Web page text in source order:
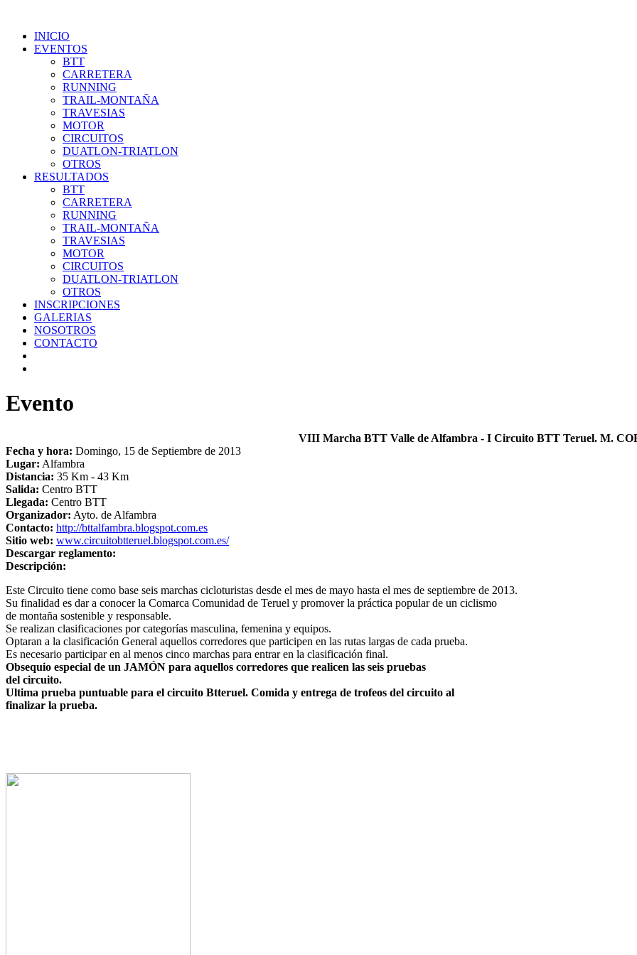
INICIO
EVENTOS
BTT
CARRETERA
RUNNING
TRAIL-MONTAÑA
TRAVESIAS
MOTOR
CIRCUITOS
DUATLON-TRIATLON
OTROS
RESULTADOS
BTT
CARRETERA
RUNNING
TRAIL-MONTAÑA
TRAVESIAS
MOTOR
CIRCUITOS
DUATLON-TRIATLON
OTROS
INSCRIPCIONES
GALERIAS
NOSOTROS
CONTACTO
Evento
VIII Marcha BTT Valle de Alfambra - I Circuito BTT Teruel. M.
Fecha y hora: Domingo, 15 de Septiembre de 2013
Lugar: Alfambra
Distancia: 35 Km - 43 Km
Salida: Centro BTT
Llegada: Centro BTT
Organizador: Ayto. de Alfambra
Contacto: http://bttalfambra.blogspot.com.es
Sitio web: www.circuitobtteruel.blogspot.com.es/
Descargar reglamento:
Descripción:
Este Circuito tiene como base seis marchas cicloturistas desde el mes de mayo hasta el mes de septiembre de 2013.
Su finalidad es dar a conocer la Comarca Comunidad de Teruel y promover la práctica popular de un ciclismo
de montaña sostenible y responsable.
Se realizan clasificaciones por categorías masculina, femenina y equipos.
Optaran a la clasificación General aquellos corredores que participen en las rutas largas de cada prueba.
Es necesario participar en al menos cinco marchas para entrar en la clasificación final.
Obsequio especial de un JAMÓN para aquellos corredores que realicen las seis pruebas
del circuito.
Ultima prueba puntuable para el circuito Btteruel. Comida y entrega de trofeos del circuito al
finalizar la prueba.